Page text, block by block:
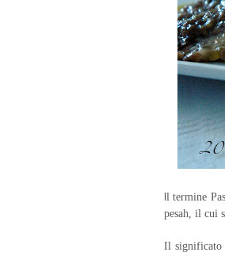
ll termine
pesah, il cui
Il significato